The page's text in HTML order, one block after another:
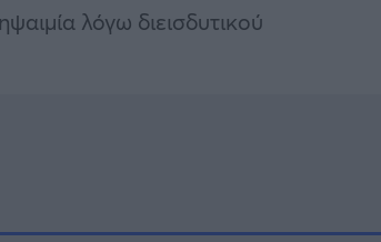
λόγω διεισδυτικού